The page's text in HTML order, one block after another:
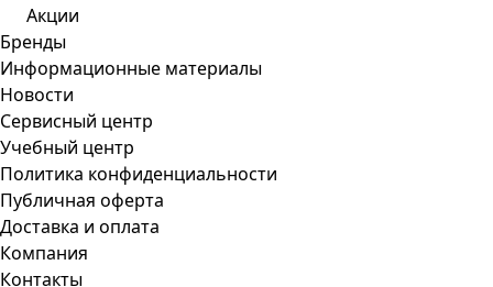
Акции
Бренды
Информационные материалы
Новости
Сервисный центр
Учебный центр
Политика конфиденциальности
Публичная оферта
Доставка и оплата
Компания
Контакты